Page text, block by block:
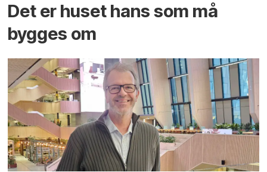
Det er huset hans som må
bygges om